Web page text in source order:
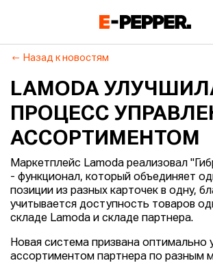
Назад к новостям
LAMODA
ПРОЦЕСС
АССОРТИМЕНТОМ
Маркетплейс Lamoda реализовал
- функционал, который объединяет
позиции из разных карточек в одну,
учитывается доступность товаров
складе Lamoda и складе партнера.
Новая система призвана оптимально
ассортиментом партнера по разным